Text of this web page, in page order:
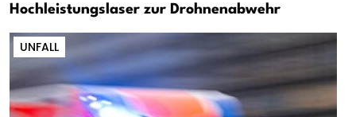
Hochleistungslaser zur Drohnenabwehr
UNFALL